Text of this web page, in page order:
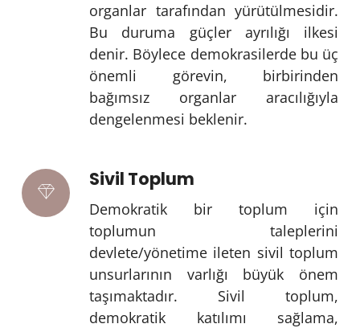
organlar tarafından yürütülmesidir.
Bu duruma güçler ayrılığı ilkesi
denir. Böylece demokrasilerde bu üç
önemli görevin, birbirinden
bağımsız organlar aracılığıyla
dengelenmesi beklenir.
Sivil Toplum
Demokratik bir toplum için
toplumun taleplerini
devlete/yönetime ileten sivil toplum
unsurlarının varlığı büyük önem
taşımaktadır. Sivil toplum,
demokratik katılımı sağlama,